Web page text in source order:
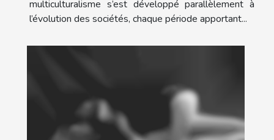
multiculturalisme s’est développé parallèlement à
l’évolution des sociétés, chaque période apportant...